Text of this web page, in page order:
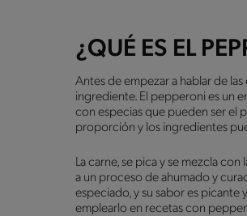
¿QUÉ ES EL
Antes de empezar a hablar de
ingrediente. El pepperoni es un
con especias que pueden ser el
proporción y los ingredientes
La carne, se pica y se mezcla
a un proceso de ahumado y
especiado, y su sabor es picante
emplearlo en recetas con